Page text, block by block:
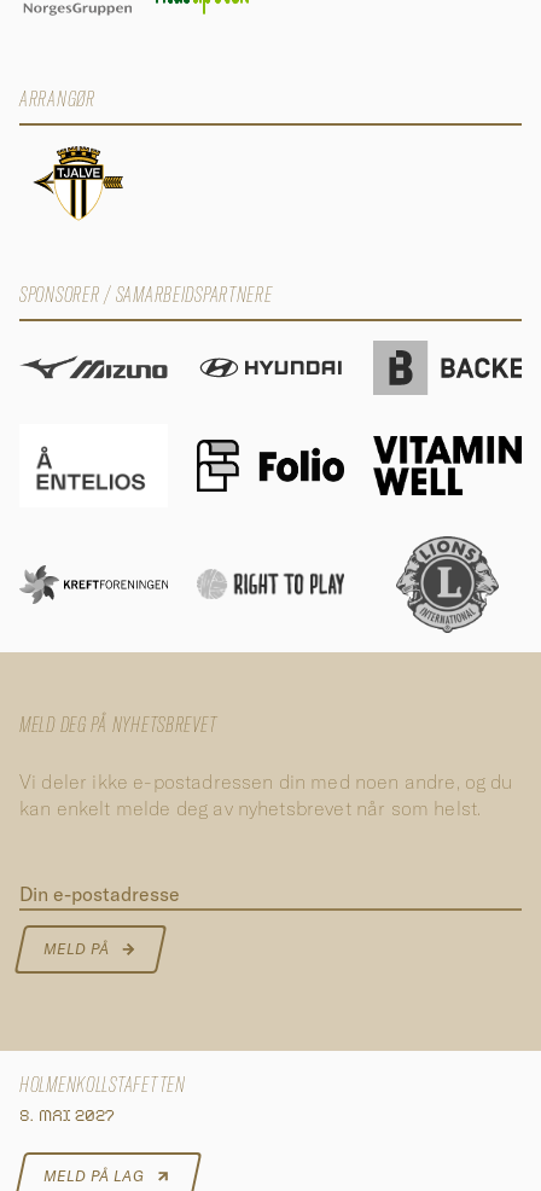
ARRANGØR
SPONSORER / SAMARBEIDSPARTNERE
MELD DEG PÅ NYHETSBREVET
Vi deler ikke e-postadressen din med noen andre, og du
kan enkelt melde deg av nyhetsbrevet når som helst.
Din e-postadresse
MELD PÅ
HOLMENKOLLSTAFETTEN
8. MAI 2027
MELD PÅ LAG